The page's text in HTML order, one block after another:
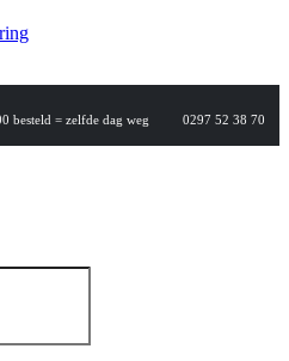
besteld = zelfde dag weg 0297 52 38 70